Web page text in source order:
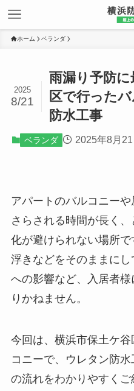
ホーム ベランダ
雨漏り予防
区で行った
防水工事
2025
8/21
ベランダ 2025年8月21
アパートのバルコニー
さらされる時間が長く
化が避けられない場所
浮きなどをそのままに
への影響など、入居者
りかねません。
今回は、横浜市保土ケ
コニーで、ウレタン防
の流れをわかりやすく